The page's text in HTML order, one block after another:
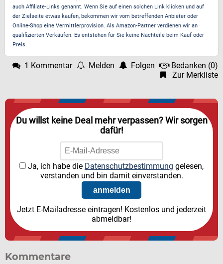
auch Affiliate-Links genannt. Wenn Sie auf einen solchen Link klicken und auf
der Zielseite etwas kaufen, bekommen wir vom betreffenden Anbieter oder
Online-Shop eine Vermittlerprovision. Als Amazon-Partner verdienen wir an
qualifizierten Verkäufen. Es entstehen für Sie keine Nachteile beim Kauf oder
Preis.
1 Kommentar Melden Folgen Bedanken (0)
Zur Merkliste
Du willst keine Deal mehr verpassen? Wir sorgen
dafür!
Ja, ich habe die Datenschutzbestimmung gelesen,
verstanden und bin damit einverstanden.
Jetzt E-Mailadresse eintragen! Kostenlos und jederzeit
abmeldbar!
Kommentare